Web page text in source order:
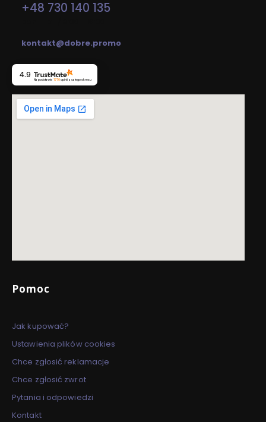
+48 730 140 135
kontakt@dobre.promo
4.9
Na podstawie 1770opinii z całego okresu
Linki w stopce
Pomoc
Jak kupować?
Ustawienia plików cookies
Chce zgłosić reklamacje
Chce zgłosić zwrot
Pytania i odpowiedzi
Kontakt